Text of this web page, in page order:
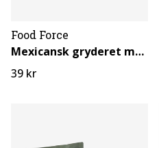
Food Force
Mexicansk gryderet med ris
39 kr